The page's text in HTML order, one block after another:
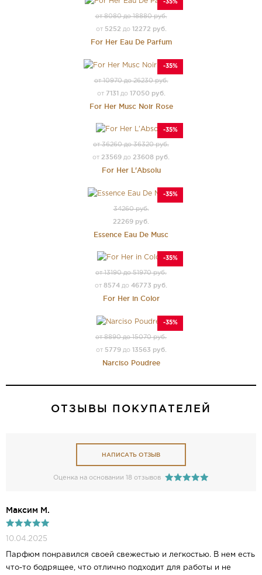
-35%
от 8080 до 18880 руб.
от 5252 до 12272 руб.
For Her Eau De Parfum
-35%
от 10970 до 26230 руб.
от 7131 до 17050 руб.
For Her Musc Noir Rose
-35%
от 36260 до 36320 руб.
от 23569 до 23608 руб.
For Her L'Absolu
-35%
34260 руб.
22269 руб.
Essence Eau De Musc
-35%
от 13190 до 51970 руб.
от 8574 до 46773 руб.
For Her in Color
-35%
от 8890 до 15070 руб.
от 5779до 13563 руб.
Narciso Poudree
ОТЗЫВЫ ПОКУПАТЕЛЕЙ
НАПИСАТЬ ОТЗЫВ
Оценка на основании 18 отзывов
Mаксим M.
10.04.2025
Парфюм понравился своей свежестью и легкостью. В нем есть
что-то бодрящее, что отлично подходит для работы и не